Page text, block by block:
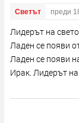
Светът преди
Лидерът на
Ладен се появи
Ладен се появи
Ирак. Лидерът